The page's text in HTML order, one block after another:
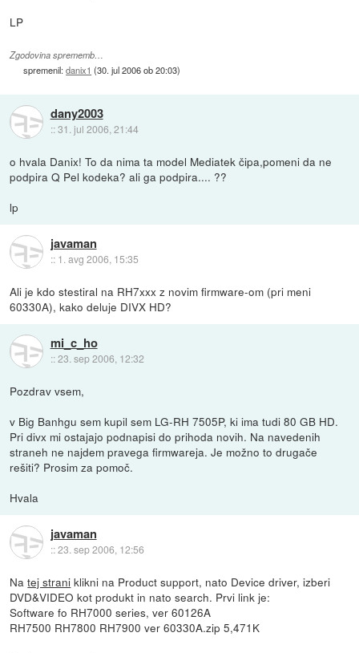
LP
Zgodovina sprememb…
spremenil:danix1 (30. jul 2006 ob 20:03)
dany2003
::31. jul 2006, 21:44
o hvala Danix! To da nima ta model Mediatek čipa,pomeni da ne
podpira Q Pel kodeka? ali ga podpira.... ??
lp
javaman
:: 1. avg 2006, 15:35
Ali je kdo stestiral na RH7xxx z novim firmware-om (pri meni
60330A), kako deluje DIVX HD?
mi_c_ho
::23. sep 2006, 12:32
Pozdrav vsem,
v Big Banhgu sem kupil sem LG-RH 7505P, ki ima tudi 80 GB HD.
Pri divx mi ostajajo podnapisi do prihoda novih. Na navedenih
straneh ne najdem pravega firmwareja. Je možno to drugače
rešiti? Prosim za pomoč.
Hvala
javaman
::23. sep 2006, 12:56
Natej strani klikni na Product support, nato Device driver, izberi
DVD&VIDEO kot produkt in nato search. Prvi link je:
Software fo RH7000 series, ver 60126A
RH7500 RH7800 RH7900 ver 60330A.zip 5,471K